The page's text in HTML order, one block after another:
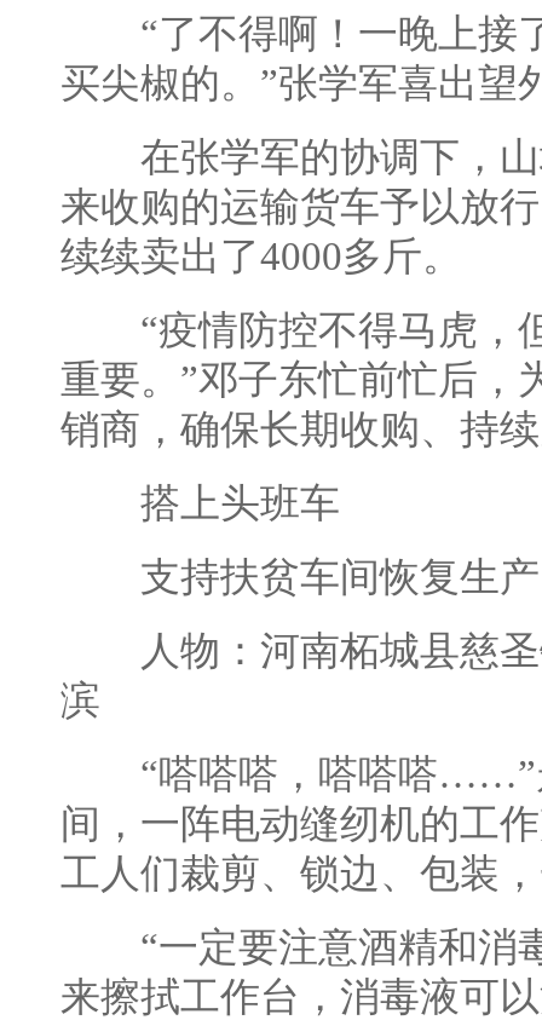
“了不得啊！一晚上接
买尖椒的。”张学军喜出望
在张学军的协调下，山
来收购的运输货车予以放
续续卖出了4000多斤。
“疫情防控不得马虎，
重要。”邓子东忙前忙后，
销商，确保长期收购、持
搭上头班车
支持扶贫车间恢复生产
人物：河南柘城县慈圣
滨
“嗒嗒嗒，嗒嗒嗒……”
间，一阵电动缝纫机的工
工人们裁剪、锁边、包装
“一定要注意酒精和消
来擦拭工作台，消毒液可